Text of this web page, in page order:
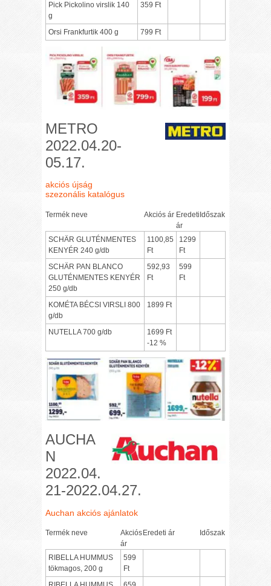
Pick Pickolino virslik 140
g
359 Ft
Orsi Frankfurtik 400 g 799 Ft
METRO
2022.04.20-
05.17.
akciós újság
szezonális katalógus
Termék neve Akciós ár Eredeti
ár
Időszak
SCHÄR GLUTÉNMENTES
KENYÉR 240 g/db
1100,85
Ft
1299
Ft
SCHÄR PAN BLANCO
GLUTÉNMENTES KENYÉR
250 g/db
592,93
Ft
599
Ft
KOMÉTA BÉCSI VIRSLI 800
g/db
1899 Ft
NUTELLA 700 g/db
1699 Ft
-12 %
AUCHA
N
2022.04.
21-2022.04.27.
Auchan akciós ajánlatok
Termék neve
Akciós
ár
Eredeti ár Időszak
RIBELLA HUMMUS
tökmagos, 200 g
599
Ft